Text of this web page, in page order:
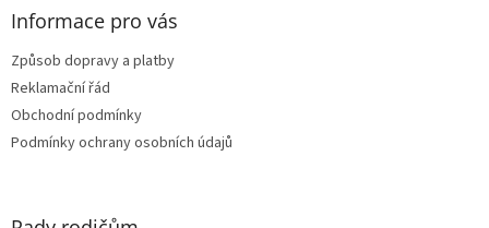
Informace pro vás
Způsob dopravy a platby
Reklamační řád
Obchodní podmínky
Podmínky ochrany osobních údajů